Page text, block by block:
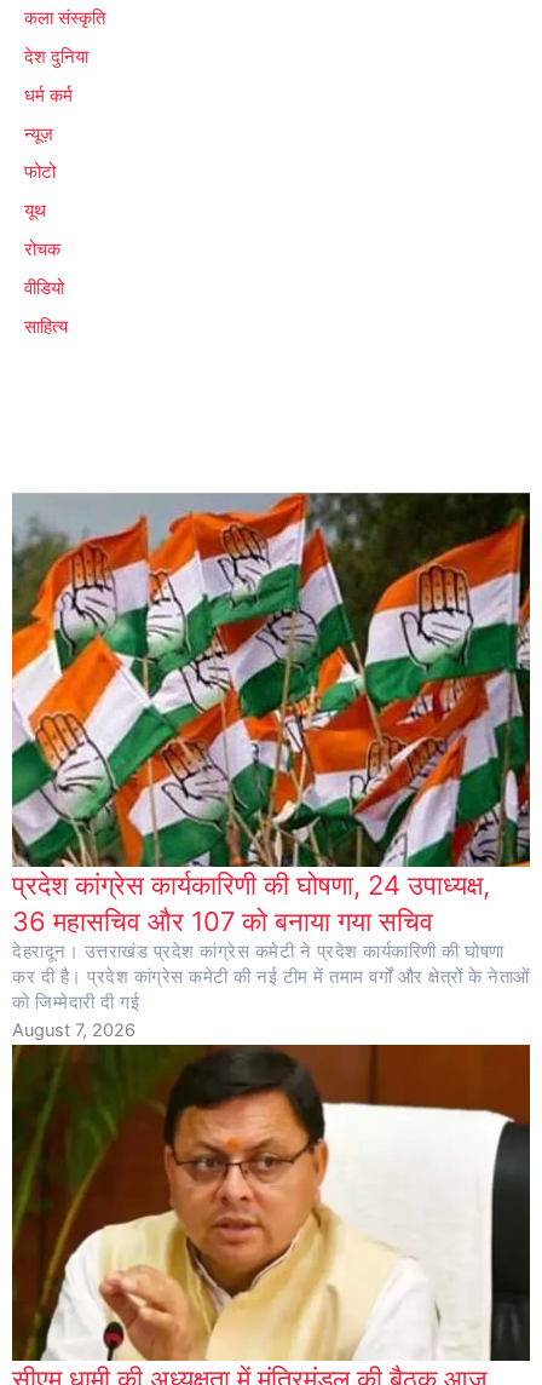
कला संस्कृति
देश दुनिया
धर्म कर्म
न्यूज़
फोटो
यूथ
रोचक
वीडियो
साहित्य
प्रदेश कांग्रेस कार्यकारिणी की घोषणा, 24 उपाध्यक्ष,
36 महासचिव और 107 को बनाया गया सचिव
देहरादून। उत्तराखंड प्रदेश कांग्रेस कमेटी ने प्रदेश कार्यकारिणी की घोषणा
कर दी है। प्रदेश कांग्रेस कमेटी की नई टीम में तमाम वर्गों और क्षेत्रों के नेताओं
को जिम्मेदारी दी गई
August 7, 2026